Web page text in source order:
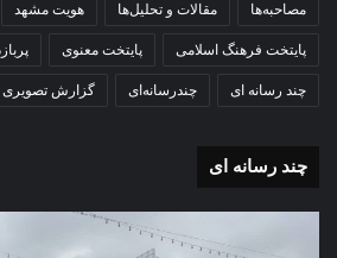
مصاحبه‌ها مقالات و تحلیل‌ها هویت مشهد
پایتخت فرهنگ اسلامی پایتخت معنوی
چند رسانه ای چندرسانه‌ای گزارش تصویری
چند رسانه ای